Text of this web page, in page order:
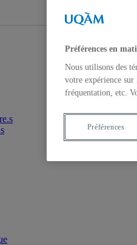
Préférences en
Nous utilisons des
votre expérience sur
fréquentation, etc.
Préférences